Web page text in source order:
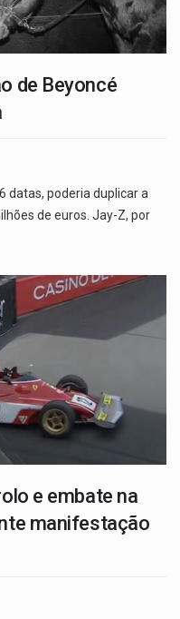
de Beyoncé
datas, poderia duplicar a
de euros. Jay-Z, por
e embate na
manifestação